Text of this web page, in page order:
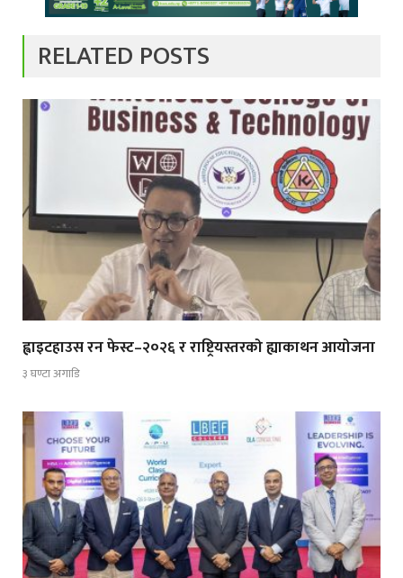
RELATED POSTS
ह्वाइटहाउस रन फेस्ट–२०२६ र राष्ट्रियस्तरको ह्याकाथन आयोजना
३ घण्टा अगाडि